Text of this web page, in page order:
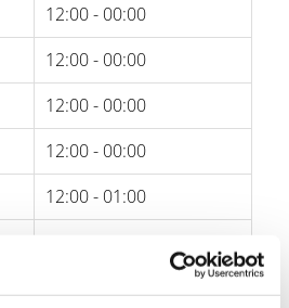
12:00 - 00:00
12:00 - 00:00
12:00 - 00:00
12:00 - 00:00
12:00 - 01:00